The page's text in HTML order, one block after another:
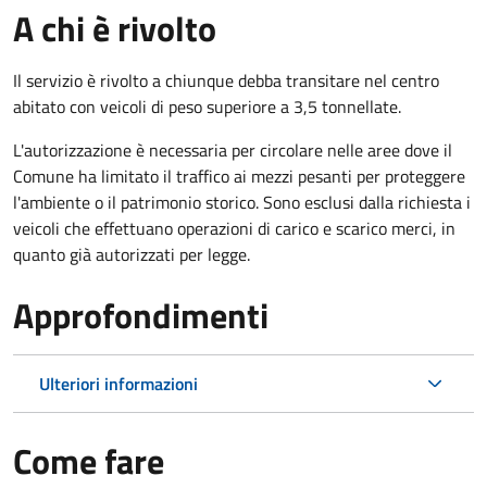
A chi è rivolto
Il servizio è rivolto a chiunque debba transitare nel centro
abitato con veicoli di peso superiore a 3,5 tonnellate.
L'autorizzazione è necessaria per circolare nelle aree dove il
Comune ha limitato il traffico ai mezzi pesanti per proteggere
l'ambiente o il patrimonio storico. Sono esclusi dalla richiesta i
veicoli che effettuano operazioni di carico e scarico merci, in
quanto già autorizzati per legge.
Approfondimenti
Ulteriori informazioni
Come fare